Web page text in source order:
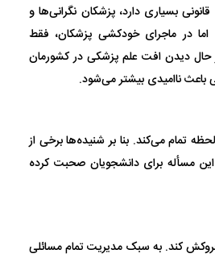
بسیاری دارد، پزشکان نگرانی‌ها و
در ماجرای خودکشی پزشکان، فقط
دیدن افت علم پزشکی در کشورمان
ناامیدی بیشتر می‌شود.
تمام می‌کند. بنا بر شنیده‌ها برخی از
مسأله برای دانشجویان صحبت کرده
کند. به سبک مدیریت تمام مسائلی